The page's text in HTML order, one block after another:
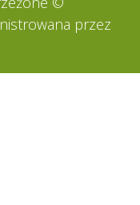
przez